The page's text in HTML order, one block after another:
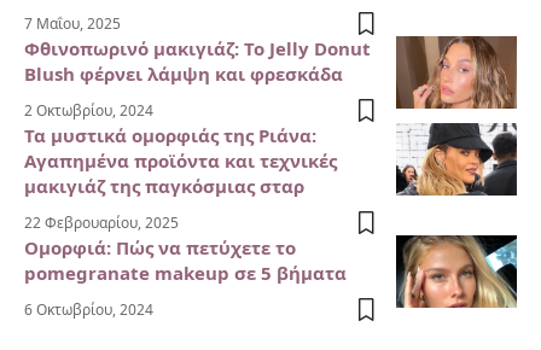
7 Μαΐου, 2025
Φθινοπωρινό μακιγιάζ: Το Jelly Donut
Blush φέρνει λάμψη και φρεσκάδα
2 Οκτωβρίου, 2024
Τα μυστικά ομορφιάς της Ριάνα:
Αγαπημένα προϊόντα και τεχνικές
μακιγιάζ της παγκόσμιας σταρ
22 Φεβρουαρίου, 2025
Ομορφιά: Πώς να πετύχετε το
pomegranate makeup σε 5 βήματα
6 Οκτωβρίου, 2024